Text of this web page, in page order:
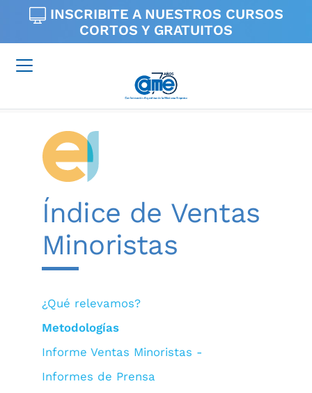
INSCRIBITE A NUESTROS CURSOS
CORTOS Y GRATUITOS
Índice de Ventas
Minoristas
¿Qué relevamos?
Metodologías
Informe Ventas Minoristas -
Informes de Prensa